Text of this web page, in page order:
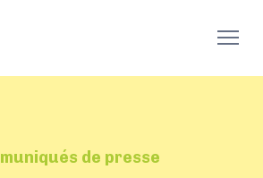
de presse